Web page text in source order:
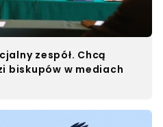
zespół. Chcą
biskupów w mediach